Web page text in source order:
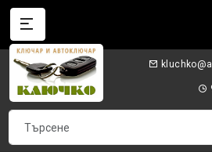
Категории
AUTEL ПРИБОРИ И ОБОРУДВАНЕ
I/O TERMINAL
KEYDIY - ПРИБОРИ КЛЮЧОВЕ